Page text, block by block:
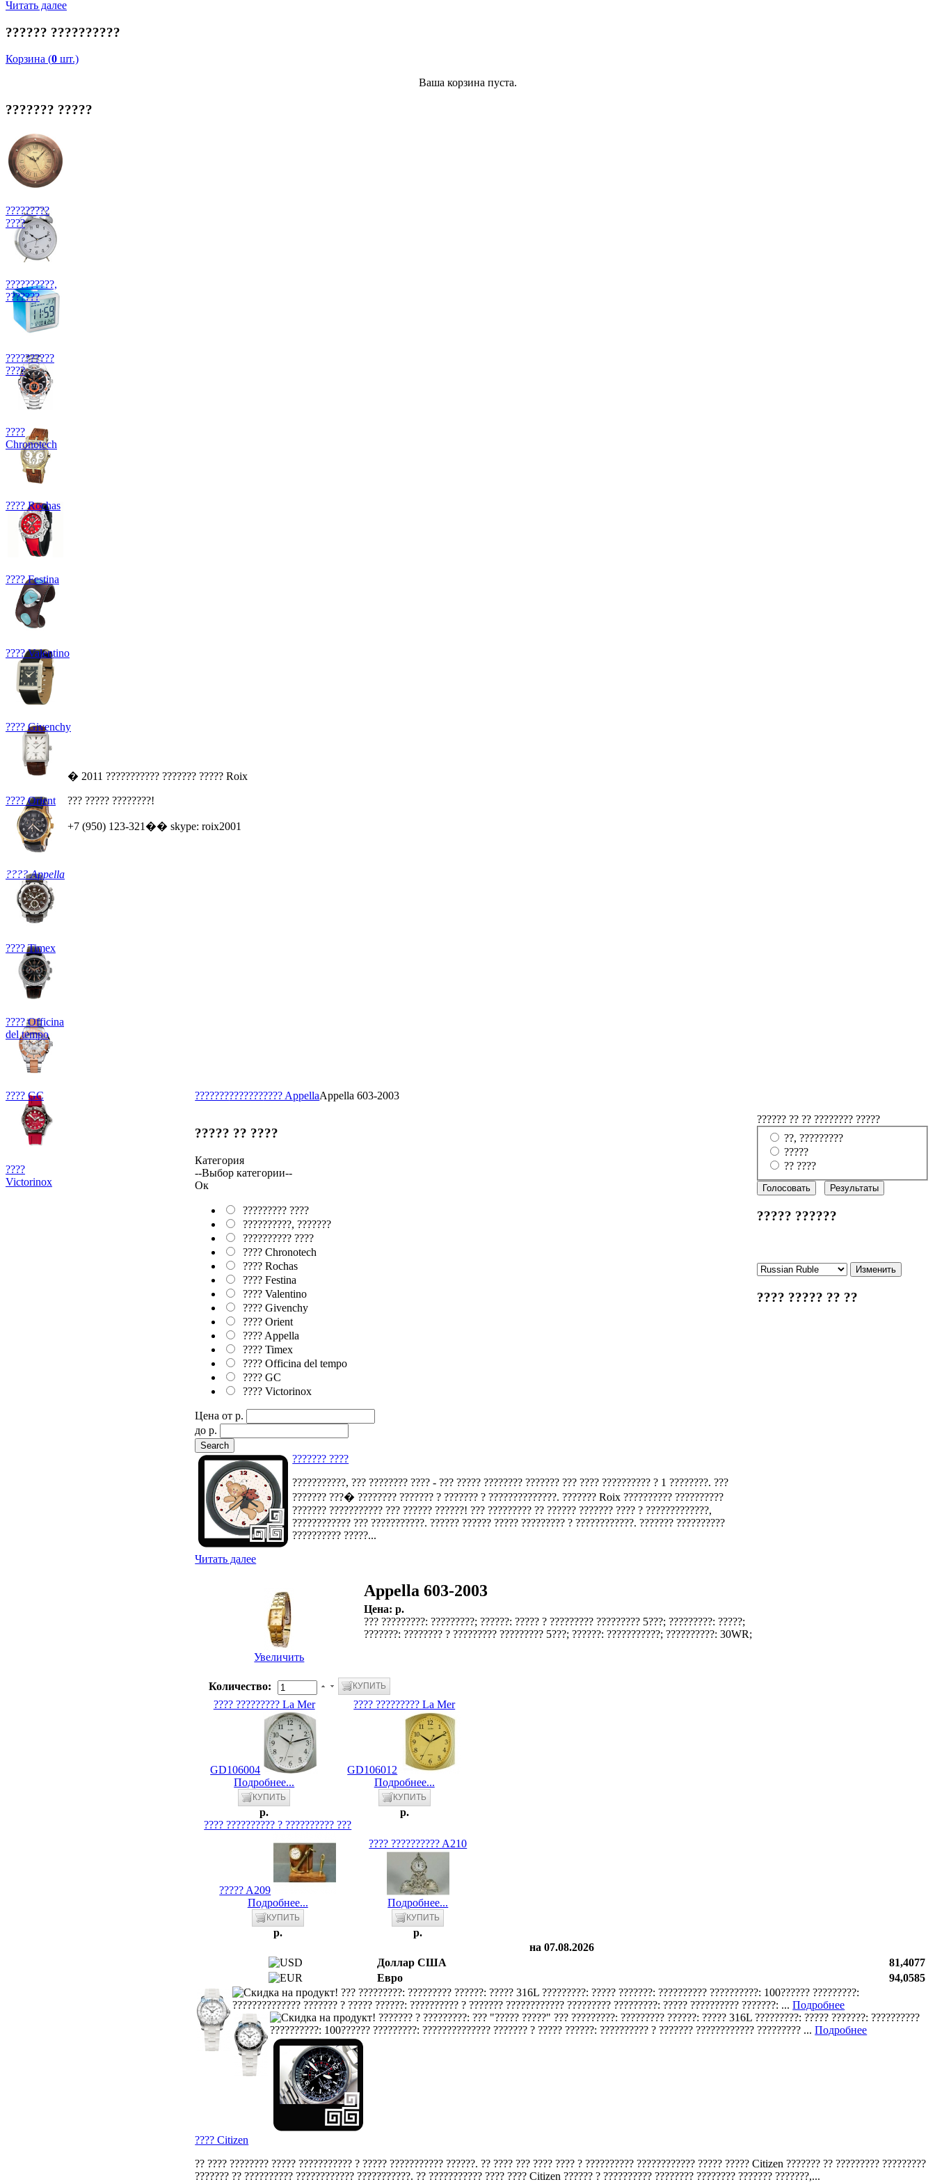
Читать далее
?????? ??????????
Корзина (0 шт.)
Ваша корзина пуста.
??????? ?????
?????????
????
??????????,
???????
??????????
????
????
Chronotech
???? Rochas
???? Festina
???? Valentino
???? Givenchy
???? Orient
???? Appella
???? Timex
???? Officina
del tempo
???? GC
????
Victorinox
?????????????????? AppellaAppella 603-2003
????? ?? ????
Категория
--Выбор категории--
Ок
????????? ????
??????????, ???????
?????????? ????
???? Chronotech
???? Rochas
???? Festina
???? Valentino
???? Givenchy
???? Orient
???? Appella
???? Timex
???? Officina del tempo
???? GC
???? Victorinox
Цена от p.
до p.
??????? ????
???????????, ??? ???????? ???? - ??? ????? ???????? ??????? ??? ???? ?????????? ? 1 ????????. ???
??????? ???� ???????? ??????? ? ??????? ? ??????????????. ??????? Roix ?????????? ??????????
??????? ??????????? ??? ?????? ??????! ??? ????????? ?? ?????? ??????? ???? ? ?????????????,
???????????? ??? ???????????. ?????? ?????? ????? ????????? ? ????????????. ??????? ??????????
?????????? ?????...
Читать далее
Увеличить
Appella 603-2003
Цена: p.
??? ?????????: ?????????; ??????: ????? ? ????????? ????????? 5???; ?????????: ?????;
???????: ???????? ? ????????? ????????? 5???; ??????: ???????????; ??????????: 30WR;
Количество:
???? ????????? La Mer
GD106004
Подробнее...
p.
???? ????????? La Mer
GD106012
Подробнее...
p.
???? ?????????? ? ?????????? ???
????? A209
Подробнее...
p.
???? ?????????? A210
Подробнее...
p.
?????? ?? ?? ???????? ?????
??, ?????????
?????
?? ????
????? ??????
???? ????? ?? ??
на 07.08.2026
Доллар США
81,4077
Евро
94,0585
??? ?????????: ????????? ??????: ????? 316L ?????????: ????? ???????: ?????????? ??????????: 100?????? ?????????:
?????????????? ??????? ? ????? ??????: ?????????? ? ??????? ???????????? ????????? ?????????: ????? ?????????? ???????: ... Подробнее
??????? ? ?????????: ??? "????? ?????" ??? ?????????: ????????? ??????: ????? 316L ?????????: ????? ???????: ??????????
??????????: 100?????? ?????????: ?????????????? ??????? ? ????? ??????: ?????????? ? ??????? ???????????? ????????? ... Подробнее
???? Citizen
?? ???? ???????? ????? ??????????? ? ????? ??????????? ??????. ?? ???? ??? ???? ???? ? ?????????? ???????????? ????? ????? Citizen ??????? ?? ????????? ?????????
??????? ?? ?????????? ???????????? ???????????. ?? ??????????? ???? ???? Citizen ?????? ? ?????????? ???????? ???????? ??????? ???????,...
� 2011 ??????????? ??????? ????? Roix
??? ????? ????????!
+7 (950) 123-321�� skype: roix2001